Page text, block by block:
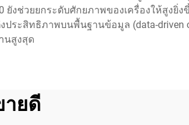
งช่วยยกระดับศักยภาพของเครื่องให้สูงยิ่
ประสิทธิภาพบนพื้นฐานข้อมูล (data-
นสูงสุด
ยดี